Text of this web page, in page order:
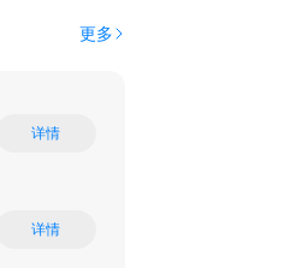
更多
详情
详情